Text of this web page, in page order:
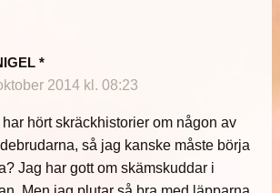
*
2014 kl. 08:23
hört skräckhistorier om någon av
så jag kanske måste börja
Jag har gott om skämskuddar i